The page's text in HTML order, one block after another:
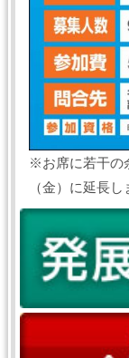
※お席に若干の
（金）に延長し